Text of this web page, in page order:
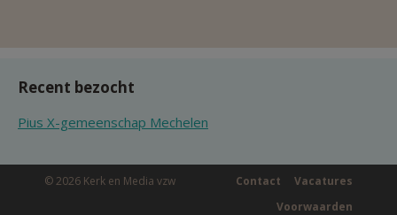
Recent bezocht
Pius X-gemeenschap Mechelen
© 2026 Kerk en Media vzw Vacatures
Contact
Voorwaarden